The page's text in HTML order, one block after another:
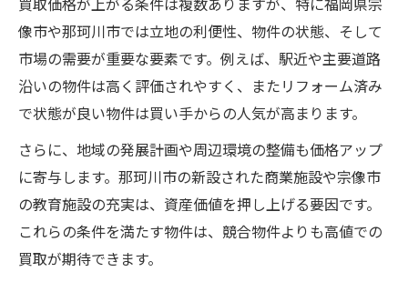
像市や那珂川市では立地の利便性、物件の状態、そして
市場の需要が重要な要素です。例えば、駅近や主要道路
沿いの物件は高く評価されやすく、またリフォーム済み
で状態が良い物件は買い手からの人気が高まります。
さらに、地域の発展計画や周辺環境の整備も価格アップ
に寄与します。那珂川市の新設された商業施設や宗像市
の教育施設の充実は、資産価値を押し上げる要因です。
これらの条件を満たす物件は、競合物件よりも高値での
買取が期待できます。